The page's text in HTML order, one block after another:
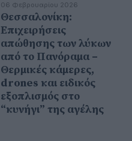
06 Φεβρουαρίου 2026
Θεσσαλονίκη:
Επιχειρήσεις
απώθησης των λύκων
από το Πανόραμα –
Θερμικές κάμερες,
drones και ειδικός
εξοπλισμός στο
“κυνήγι” της αγέλης